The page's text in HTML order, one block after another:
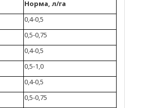
Норма, л/га
0,4-0,5
0,5-0,75
0,4-0,5
0,5-1,0
0,4-0,5
0,5-0,75